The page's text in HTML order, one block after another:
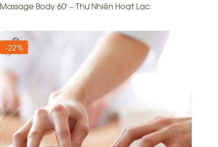
Massage Body 60′ – Thư Nhiên Hoạt Lạc
-22%